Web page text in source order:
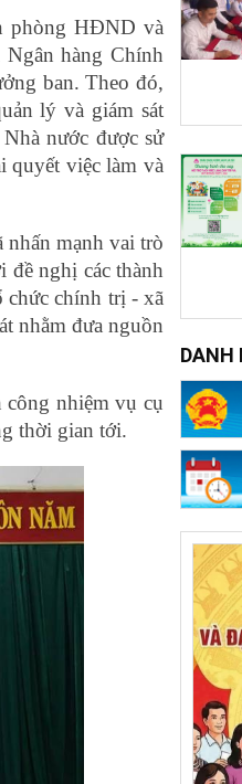
phòng HĐND và
hàng Chính
ban. Theo đó,
lý và giám sát
nước được sử
quyết việc làm và
mạnh vai trò
đề nghị các thành
chức chính trị - xã
nhằm đưa nguồn
công nhiệm vụ cụ
thời gian tới.
DANH